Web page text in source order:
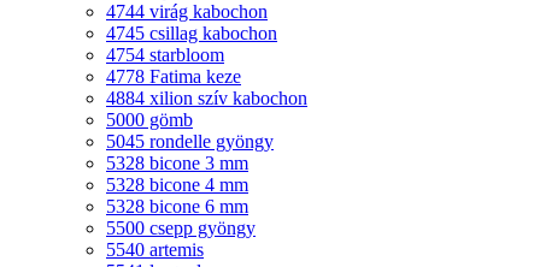
4744 virág kabochon
4745 csillag kabochon
4754 starbloom
4778 Fatima keze
4884 xilion szív kabochon
5000 gömb
5045 rondelle gyöngy
5328 bicone 3 mm
5328 bicone 4 mm
5328 bicone 6 mm
5500 csepp gyöngy
5540 artemis